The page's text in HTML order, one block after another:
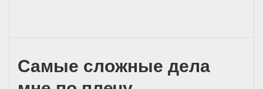
Самые сложные дела